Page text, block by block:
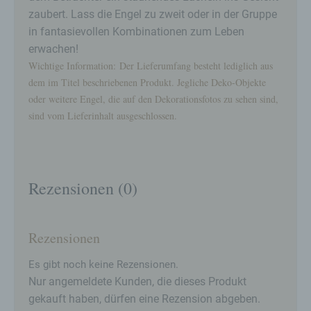
zaubert. Lass die Engel zu zweit oder in der Gruppe
in fantasievollen Kombinationen zum Leben
erwachen!
Wichtige Information: Der Lieferumfang besteht lediglich aus
dem im Titel beschriebenen Produkt. Jegliche Deko-Objekte
oder weitere Engel, die auf den Dekorationsfotos zu sehen sind,
sind vom Lieferinhalt ausgeschlossen.
Rezensionen (0)
Rezensionen
Es gibt noch keine Rezensionen.
Nur angemeldete Kunden, die dieses Produkt
gekauft haben, dürfen eine Rezension abgeben.
Verarbeitung Verantwortlichen verarbeitet werden.
c) Verarbeitung
Verarbeitung ist jeder mit oder ohne Hilfe
automatisierter Verfahren ausgeführte Vorgang
oder jede solche Vorgangsreihe im
Zusammenhang mit personenbezogenen Daten
wie das Erheben, das Erfassen, die Organisation,
das Ordnen, die Speicherung, die Anpassung oder
die Einschränkung, das Löschen oder die
Einschränkung der Verarbeitung ist die Markierung
gespeicherter personenbezogener Daten mit dem
Ziel, ihre künftige Verarbeitung einzuschränken.
e) Profiling